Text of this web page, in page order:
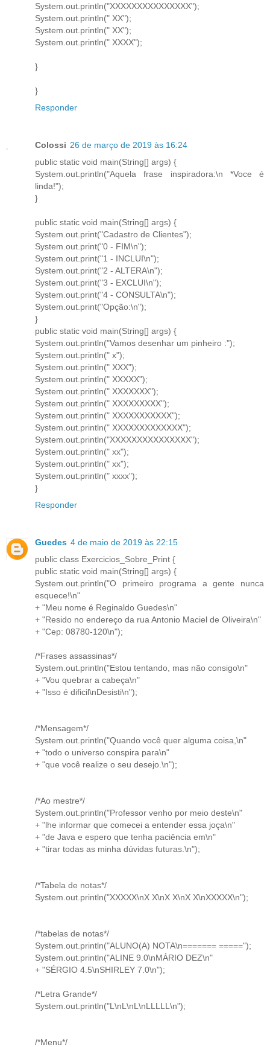
System.out.println("XXXXXXXXXXXXXXX");
System.out.println(" XX");
System.out.println(" XX");
System.out.println(" XXXX");
}
}
Responder
Colossi 26 de março de 2019 às 16:24
public static void main(String[] args) {
System.out.println("Aquela frase inspiradora:\n *Voce é
linda!");
}
public static void main(String[] args) {
System.out.print("Cadastro de Clientes");
System.out.print("0 - FIM\n");
System.out.print("1 - INCLUI\n");
System.out.print("2 - ALTERA\n");
System.out.print("3 - EXCLUI\n");
System.out.print("4 - CONSULTA\n");
System.out.print("Opção:\n");
}
public static void main(String[] args) {
System.out.println("Vamos desenhar um pinheiro :");
System.out.println(" x");
System.out.println(" XXX");
System.out.println(" XXXXX");
System.out.println(" XXXXXXX");
System.out.println(" XXXXXXXXX");
System.out.println(" XXXXXXXXXXX");
System.out.println(" XXXXXXXXXXXXX");
System.out.println("XXXXXXXXXXXXXXX");
System.out.println(" xx");
System.out.println(" xx");
System.out.println(" xxxx");
}
Responder
Guedes 4 de maio de 2019 às 22:15
public class Exercicios_Sobre_Print {
public static void main(String[] args) {
System.out.println("O primeiro programa a gente nunca
esquece!\n"
+ "Meu nome é Reginaldo Guedes\n"
+ "Resido no endereço da rua Antonio Maciel de Oliveira\n"
+ "Cep: 08780-120\n");
/*Frases assassinas*/
System.out.println("Estou tentando, mas não consigo\n"
+ "Vou quebrar a cabeça\n"
+ "Isso é dificil\nDesisti\n");
/*Mensagem*/
System.out.println("Quando você quer alguma coisa,\n"
+ "todo o universo conspira para\n"
+ "que você realize o seu desejo.\n");
/*Ao mestre*/
System.out.println("Professor venho por meio deste\n"
+ "lhe informar que comecei a entender essa joça\n"
+ "de Java e espero que tenha paciência em\n"
+ "tirar todas as minha dúvidas futuras.\n");
/*Tabela de notas*/
System.out.println("XXXXX\nX X\nX X\nX X\nXXXXX\n");
/*tabelas de notas*/
System.out.println("ALUNO(A) NOTA\n======= =====");
System.out.println("ALINE 9.0\nMÁRIO DEZ\n"
+ "SÉRGIO 4.5\nSHIRLEY 7.0\n");
/*Letra Grande*/
System.out.println("L\nL\nL\nLLLLL\n");
/*Menu*/